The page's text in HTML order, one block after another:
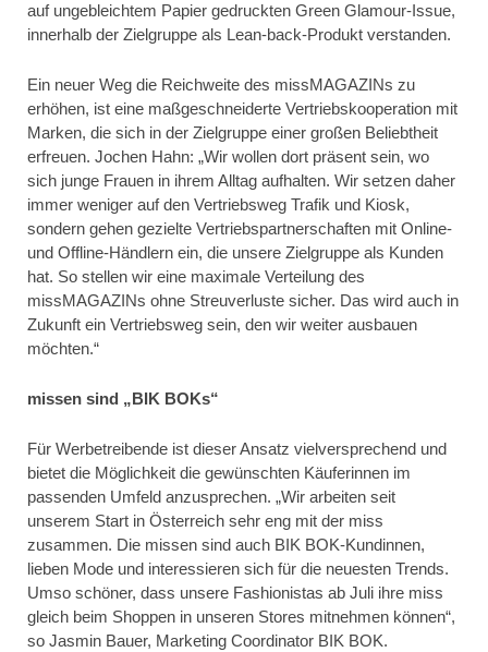
auf ungebleichtem Papier gedruckten Green Glamour-Issue,
innerhalb der Zielgruppe als Lean-back-Produkt verstanden.
Ein neuer Weg die Reichweite des missMAGAZINs zu
erhöhen, ist eine maßgeschneiderte Vertriebskooperation mit
Marken, die sich in der Zielgruppe einer großen Beliebtheit
erfreuen. Jochen Hahn: „Wir wollen dort präsent sein, wo
sich junge Frauen in ihrem Alltag aufhalten. Wir setzen daher
immer weniger auf den Vertriebsweg Trafik und Kiosk,
sondern gehen gezielte Vertriebspartnerschaften mit Online-
und Offline-Händlern ein, die unsere Zielgruppe als Kunden
hat. So stellen wir eine maximale Verteilung des
missMAGAZINs ohne Streuverluste sicher. Das wird auch in
Zukunft ein Vertriebsweg sein, den wir weiter ausbauen
möchten.“
missen sind „BIK BOKs“
Für Werbetreibende ist dieser Ansatz vielversprechend und
bietet die Möglichkeit die gewünschten Käuferinnen im
passenden Umfeld anzusprechen. „Wir arbeiten seit
unserem Start in Österreich sehr eng mit der miss
zusammen. Die missen sind auch BIK BOK-Kundinnen,
lieben Mode und interessieren sich für die neuesten Trends.
Umso schöner, dass unsere Fashionistas ab Juli ihre miss
gleich beim Shoppen in unseren Stores mitnehmen können“,
so Jasmin Bauer, Marketing Coordinator BIK BOK.